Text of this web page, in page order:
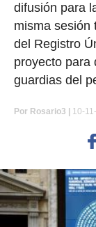
difusión para
misma sesión
del Registro
proyecto para
guardias del
Por Rosario3 | 10-